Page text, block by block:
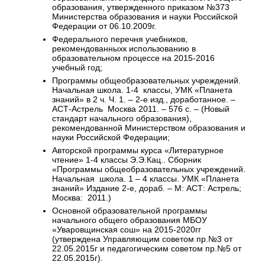
образования, утвержденного приказом №373
Министерства образования и науки Российской
Федерации от 06.10.2009г.
Федерального перечня учебников,
рекомендованныхк использованию в
образовательном процессе на 2015-2016
учебный год;
Программы общеобразовательных учреждений.
Начальная школа. 1-4 классы, УМК «Планета
знаний» в 2 ч. Ч. 1. – 2-е изд., доработанное. –
АСТ-Астрель Москва 2011. – 576 с. – (Новый
стандарт начального образования),
рекомендованной Министерством образования и
науки Российской Федерации;
Авторской программы курса «Литературное
чтение» 1-4 классы Э.Э.Кац.. Сборник
«Программы общеобразовательных учреждений.
Начальная школа. 1 – 4 классы. УМК «Планета
знаний» Издание 2-е, дораб. – М: АСТ: Астрель;
Москва: 2011.)
Основной образовательной программы
начального общего образования МБОУ
«Уваровщинская сош» на 2015-2020гг
(утверждена Управляющим советом пр.№3 от
22.05.2015г и педагогическим советом пр.№5 от
22.05.2015г).